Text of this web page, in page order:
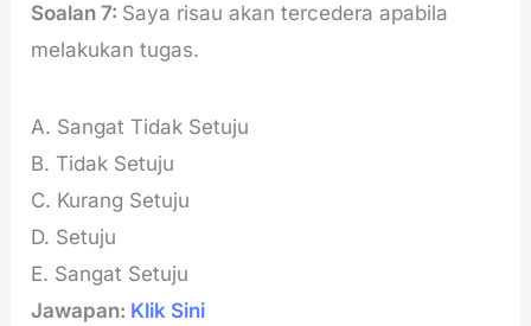
Soalan 7: Saya risau akan tercedera apabila
melakukan tugas.
A. Sangat Tidak Setuju
B. Tidak Setuju
C. Kurang Setuju
D. Setuju
E. Sangat Setuju
Jawapan: Klik Sini